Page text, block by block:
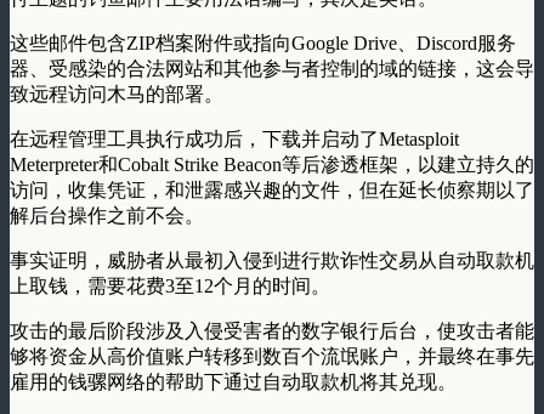
这些邮件包含ZIP档案附件或指向Google Drive、Discord服务
器、受感染的合法网站和其他参与者控制的域的链接，这会导
致远程访问木马的部署。
在远程管理工具执行成功后，下载并启动了Metasploit
Meterpreter和Cobalt Strike Beacon等后渗透框架，以建立持久的
访问，收集凭证，和泄露感兴趣的文件，但在延长侦察期以了
解后台操作之前不会。
事实证明，威胁者从最初入侵到进行欺诈性交易从自动取款机
上取钱，需要花费3至12个月的时间。
攻击的最后阶段涉及入侵受害者的数字银行后台，使攻击者能
够将资金从高价值账户转移到数百个流氓账户，并最终在事先
雇用的钱骡网络的帮助下通过自动取款机将其兑现。